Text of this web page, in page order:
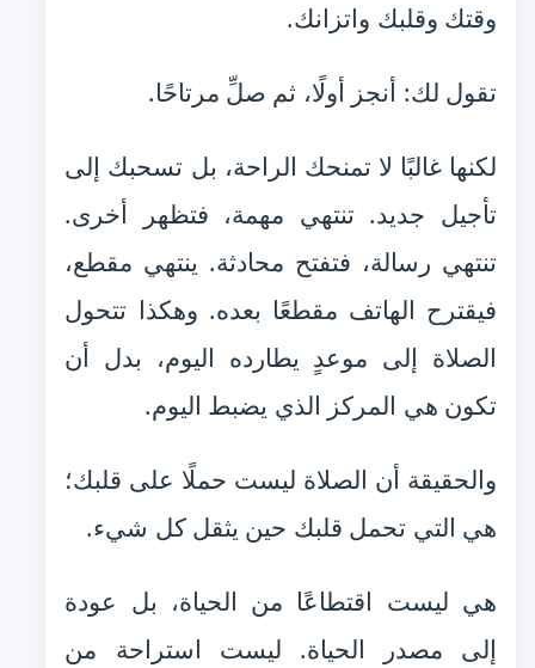
وقتك وقلبك واتزانك.
تقول لك: أنجز أولًا، ثم صلِّ مرتاحًا.
لكنها غالبًا لا تمنحك الراحة، بل تسحبك إلى
تأجيل جديد. تنتهي مهمة، فتظهر أخرى.
تنتهي رسالة، فتفتح محادثة. ينتهي مقطع،
فيقترح الهاتف مقطعًا بعده. وهكذا تتحول
الصلاة إلى موعدٍ يطارده اليوم، بدل أن
تكون هي المركز الذي يضبط اليوم.
والحقيقة أن الصلاة ليست حملًا على قلبك؛
هي التي تحمل قلبك حين يثقل كل شيء.
هي ليست اقتطاعًا من الحياة، بل عودة
إلى مصدر الحياة. ليست استراحة من